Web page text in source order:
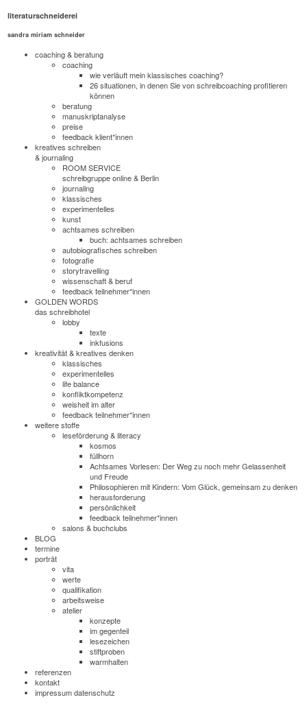
literaturschneiderei
sandra miriam schneider
coaching & beratung
coaching
wie verläuft mein klassisches coaching?
26 situationen, in denen Sie von schreibcoaching profitieren
können
beratung
manuskriptanalyse
preise
feedback klient*innen
kreatives schreiben
& journaling
ROOM SERVICE
schreibgruppe online & Berlin
journaling
klassisches
experimentelles
kunst
achtsames schreiben
buch: achtsames schreiben
autobiografisches schreiben
fotografie
storytravelling
wissenschaft & beruf
feedback teilnehmer*innen
GOLDEN WORDS
das schreibhotel
lobby
texte
inkfusions
kreativität & kreatives denken
klassisches
experimentelles
life balance
konfliktkompetenz
weisheit im alter
feedback teilnehmer*innen
weitere stoffe
leseförderung & literacy
kosmos
füllhorn
Achtsames Vorlesen: Der Weg zu noch mehr Gelassenheit
und Freude
Philosophieren mit Kindern: Vom Glück, gemeinsam zu denken
herausforderung
persönlichkeit
feedback teilnehmer*innen
salons & buchclubs
BLOG
termine
porträt
vita
werte
qualifikation
arbeitsweise
atelier
konzepte
im gegenteil
lesezeichen
stiftproben
warmhalten
referenzen
kontakt
impressum datenschutz